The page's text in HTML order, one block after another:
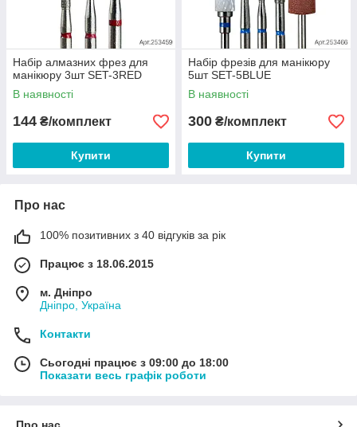
Набір алмазних фрез для
манікюру 3шт SET-3RED
В наявності
144 ₴/комплект
Купити
Набір фрезів для манікюру
5шт SET-5BLUE
В наявності
300 ₴/комплект
Купити
Про нас
100% позитивних з 40 відгуків за рік
Працює з 18.06.2015
м. Дніпро
Дніпро, Україна
Контакти
Сьогодні працює з 09:00 до 18:00
Показати весь графік роботи